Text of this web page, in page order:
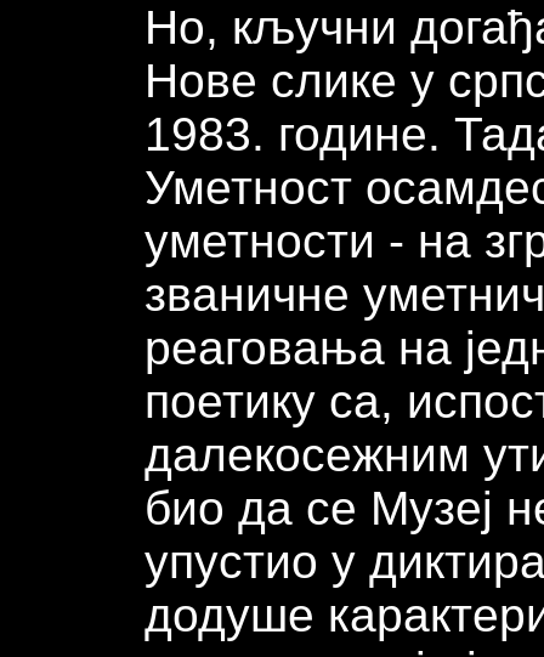
Но, кључни
Нове слике у
1983. године.
Уметност
уметности - на
званичне
реаговања на
поетику са,
далекосежним
био да се Музеј
упустио у
додуше